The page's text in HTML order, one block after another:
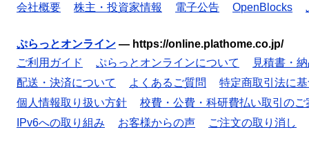
会社概要
株主・投資家情報 電子公告 OpenBlocks
ぷらっとオンライン — https://online.plathome.co.jp/
ご利用ガイド
ぷらっとオンラインについて
見積書・
配送・決済について
よくあるご質問
特定商取引法に
個人情報取り扱い方針
校費・公費・科研費払い取引のご
IPv6への取り組み
お客様からの声 ご注文の取り消し